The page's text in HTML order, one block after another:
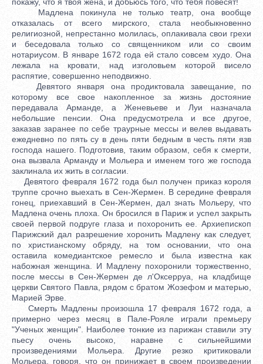
Мадлена покинула не только театр, она вообще
отказалась от всего мирского, стала необыкновенно
религиозной, непрестанно молилась, оплакивала свои грехи
и беседовала только со священником или со своим
нотариусом. В январе 1672 года ей стало совсем худо. Она
лежала на кровати, над изголовьем которой висело
распятие, совершенно неподвижно.
Девятого января она продиктовала завещание, по
которому все свое накопленное за жизнь достояние
передавала Арманде, а Женевьеве и Луи назначала
небольшие пенсии. Она предусмотрела и все другое,
заказав заранее по себе траурные мессы и велев выдавать
ежедневно по пять су в день пяти бедным в честь пяти язв
господа нашего. Подготовив, таким образом, себя к смерти,
она вызвала Арманду и Мольера и именем того же господа
заклинала их жить в согласии.
Девятого февраля 1672 года был получен приказ короля
труппе срочно выехать в Сен-Жермен. В середине февраля
гонец, приехавший в Сен-Жермен, дал знать Мольеру, что
Мадлена очень плоха. Он бросился в Париж и успел закрыть
своей первой подруге глаза и похоронить ее. Архиепископ
Парижский дал разрешение хоронить Мадлену как следует,
по христианскому обряду, на том основании, что она
оставила комедиантское ремесло и была известна как
набожная женщина. И Мадлену похоронили торжественно,
после мессы в Сен-Жермен де л'Оксерруа, на кладбище
церкви Святого Павла, рядом с братом Жозефом и матерью,
Марией Эрве.
Смерть Мадлены произошла 17 февраля 1672 года, а
примерно через месяц в Пале-Рояле играли премьеру
"Ученых женщин". Наиболее тонкие из парижан ставили эту
пьесу очень высоко, наравне с сильнейшими
произведениями Мольера. Другие резко критиковали
Мольера, говоря, что он принижает в своем произведении